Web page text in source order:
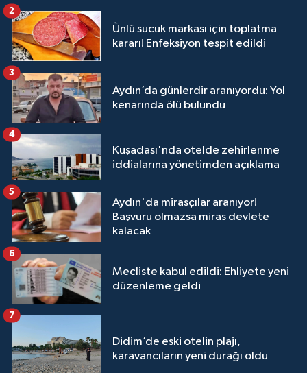
Ünlü sucuk markası için toplatma
kararı! Enfeksiyon tespit edildi
2
Aydın’da günlerdir aranıyordu: Yol
kenarında ölü bulundu
3
Kuşadası'nda otelde zehirlenme
iddialarına yönetimden açıklama
4
Aydın'da mirasçılar aranıyor!
Başvuru olmazsa miras devlete
kalacak
5
Mecliste kabul edildi: Ehliyete yeni
düzenleme geldi
6
Didim’de eski otelin plajı,
karavancıların yeni durağı oldu
7